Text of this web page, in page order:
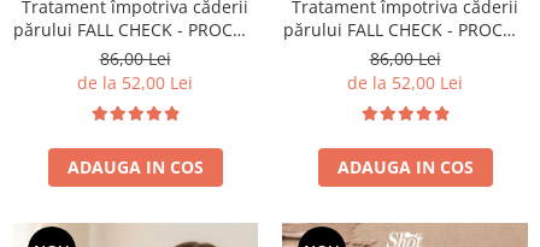
Storcatoare tuburi vopsea
Boluri pentru vopsit parul
Aparatura coafor
Aparate de sterilizat
Placa de creponat parul
profesionala
Mobilier barber
Produse gene si sprancene
Kit laminare gene si sprancene
Splendor
Tratament împotriva căderii
părului FALL CHECK - PROCO -
set 3 fiole
86,00 Lei
de la 52,00 Lei
ADAUGA IN COS
Tratament împotriva căderii
părului FALL CHECK - PROCO -
set 12 fiole
86,00 Lei
de la 52,00 Lei
ADAUGA IN COS